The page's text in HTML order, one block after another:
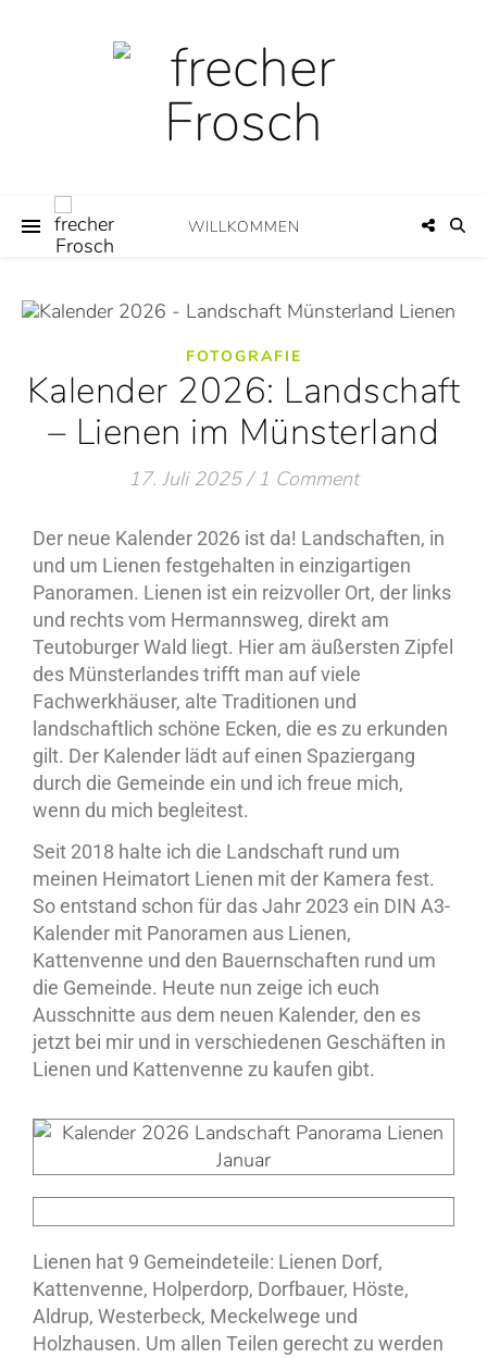
WILLKOMMEN
FOTOGRAFIE
Kalender 2026: Landschaft
– Lienen im Münsterland
17. Juli 2025 / 1 Comment
Der neue Kalender 2026 ist da! Landschaften, in
und um Lienen festgehalten in einzigartigen
Panoramen. Lienen ist ein reizvoller Ort, der links
und rechts vom Hermannsweg, direkt am
Teutoburger Wald liegt. Hier am äußersten Zipfel
des Münsterlandes trifft man auf viele
Fachwerkhäuser, alte Traditionen und
landschaftlich schöne Ecken, die es zu erkunden
gilt. Der Kalender lädt auf einen Spaziergang
durch die Gemeinde ein und ich freue mich,
wenn du mich begleitest.
Seit 2018 halte ich die Landschaft rund um
meinen Heimatort Lienen mit der Kamera fest.
So entstand schon für das Jahr 2023 ein DIN A3-
Kalender mit Panoramen aus Lienen,
Kattenvenne und den Bauernschaften rund um
die Gemeinde. Heute nun zeige ich euch
Ausschnitte aus dem neuen Kalender, den es
jetzt bei mir und in verschiedenen Geschäften in
Lienen und Kattenvenne zu kaufen gibt.
Lienen hat 9 Gemeindeteile: Lienen Dorf,
Kattenvenne, Holperdorp, Dorfbauer, Höste,
Aldrup, Westerbeck, Meckelwege und
Holzhausen. Um allen Teilen gerecht zu werden